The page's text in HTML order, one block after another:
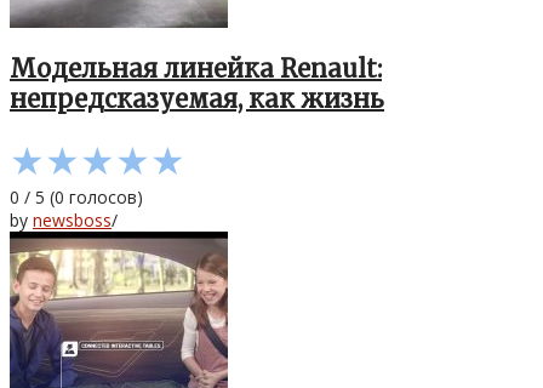
Модельная линейка Renault:
непредсказуемая, как жизнь
★★★★★
0 / 5 (0 голосов)
by newsboss/